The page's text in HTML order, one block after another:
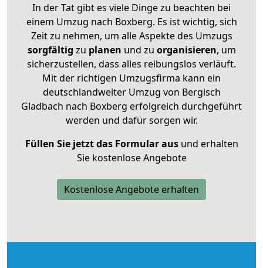
In der Tat gibt es viele Dinge zu beachten bei
einem Umzug nach Boxberg. Es ist wichtig, sich
Zeit zu nehmen, um alle Aspekte des Umzugs
sorgfältig zu planen und zu organisieren, um
sicherzustellen, dass alles reibungslos verläuft.
Mit der richtigen Umzugsfirma kann ein
deutschlandweiter Umzug von Bergisch
Gladbach nach Boxberg erfolgreich durchgeführt
werden und dafür sorgen wir.
Füllen Sie jetzt das Formular ausund erhalten
Sie kostenlose Angebote
Kostenlose Angebote erhalten